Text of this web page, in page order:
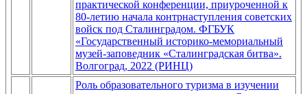
практической конференции, приуроченной к
80-летию начала контрнаступления советских
войск под Сталинградом. ФГБУК
«Государственный историко-мемориальный
музей-заповедник «Сталинградская битва».
Волгоград, 2022 (РИНЦ)
Роль образовательного туризма в изучении